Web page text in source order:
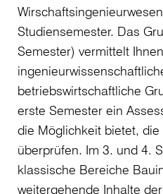
Studiensemester. Das
Semester) vermittelt Ihnen
betriebswirtschaftliche
erste Semester ein
die Möglichkeit bietet, die
überprüfen. Im 3. und 4.
klassische Bereiche
weitergehende Inhalte der